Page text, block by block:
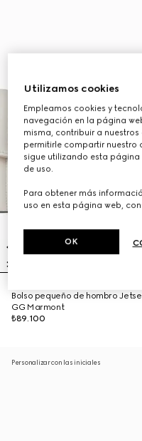
Bolso pequeño de hombro
GG Marmont
₺89.100
Personalizar con las iniciales
Utilizamos cookies
Empleamos cookies y
navegación en la página
misma, contribuir a
permitirle compartir nuestro
sigue utilizando esta
de uso.
Para obtener más
uso en esta página web,
OK